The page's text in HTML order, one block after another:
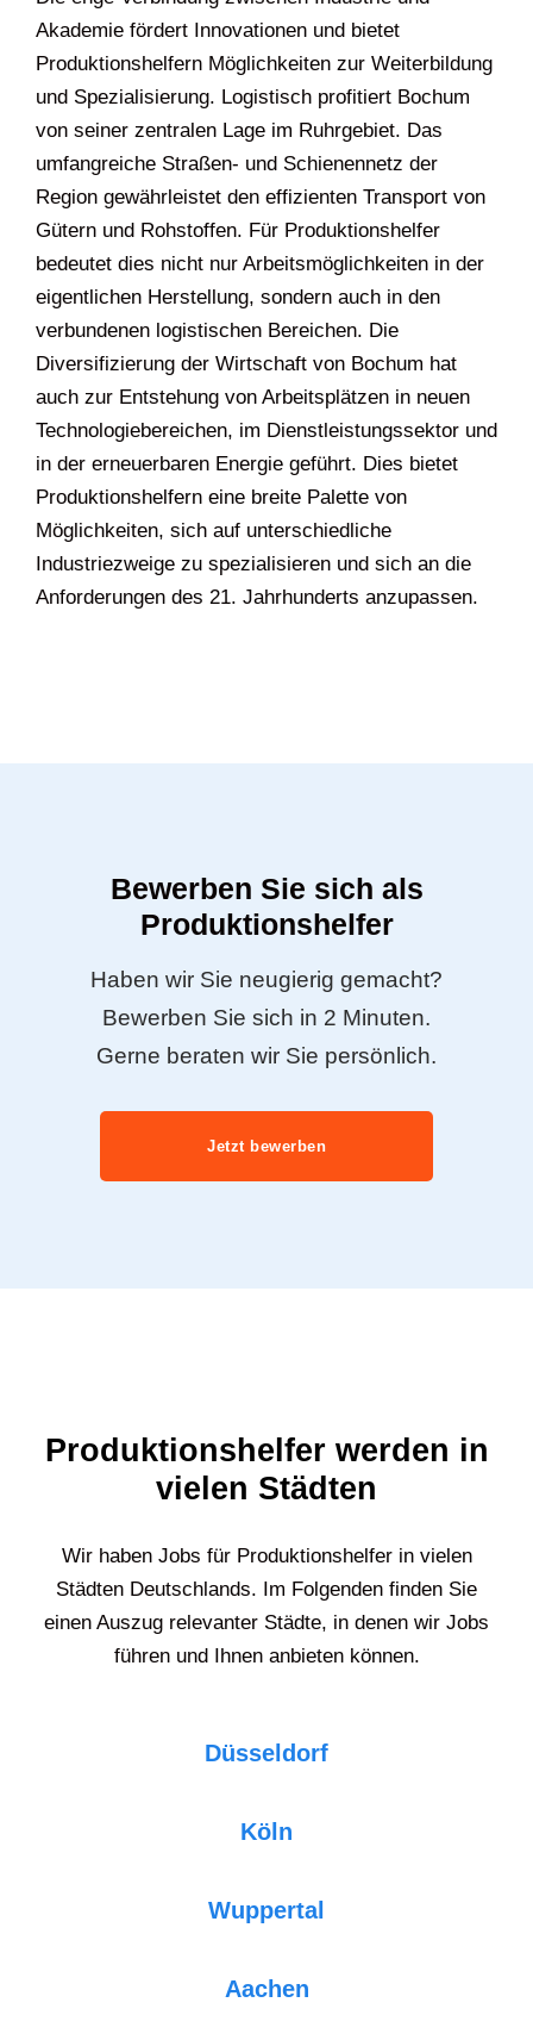
Akademie fördert Innovationen und bietet
Produktionshelfern Möglichkeiten zur Weiterbildung
und Spezialisierung. Logistisch profitiert Bochum
von seiner zentralen Lage im Ruhrgebiet. Das
umfangreiche Straßen- und Schienennetz der
Region gewährleistet den effizienten Transport von
Gütern und Rohstoffen. Für Produktionshelfer
bedeutet dies nicht nur Arbeitsmöglichkeiten in der
eigentlichen Herstellung, sondern auch in den
verbundenen logistischen Bereichen. Die
Diversifizierung der Wirtschaft von Bochum hat
auch zur Entstehung von Arbeitsplätzen in neuen
Technologiebereichen, im Dienstleistungssektor und
in der erneuerbaren Energie geführt. Dies bietet
Produktionshelfern eine breite Palette von
Möglichkeiten, sich auf unterschiedliche
Industriezweige zu spezialisieren und sich an die
Anforderungen des 21. Jahrhunderts anzupassen.
Bewerben Sie sich als
Produktionshelfer
Haben wir Sie neugierig gemacht?
Bewerben Sie sich in 2 Minuten.
Gerne beraten wir Sie persönlich.
Jetzt bewerben
Produktionshelfer werden in
vielen Städten
Wir haben Jobs für Produktionshelfer in vielen
Städten Deutschlands. Im Folgenden finden Sie
einen Auszug relevanter Städte, in denen wir Jobs
führen und Ihnen anbieten können.
Düsseldorf
Köln
Wuppertal
Aachen